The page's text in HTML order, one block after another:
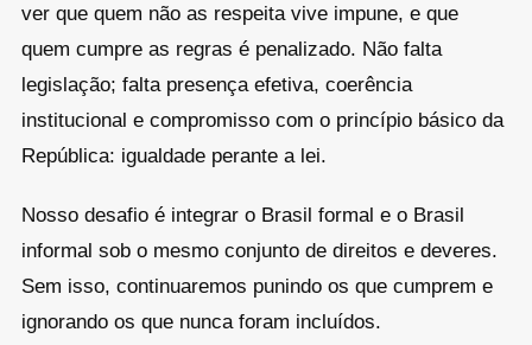
ver que quem não as respeita vive impune, e que
quem cumpre as regras é penalizado. Não falta
legislação; falta presença efetiva, coerência
institucional e compromisso com o princípio básico da
República: igualdade perante a lei.
Nosso desafio é integrar o Brasil formal e o Brasil
informal sob o mesmo conjunto de direitos e deveres.
Sem isso, continuaremos punindo os que cumprem e
ignorando os que nunca foram incluídos.